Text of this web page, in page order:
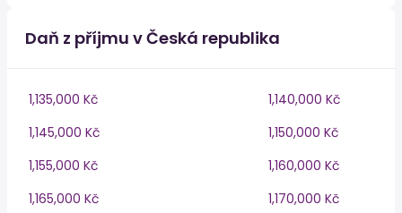
Daň z příjmu v Česká republika
1,135,000 Kč
1,140,000 Kč
1,145,000 Kč
1,150,000 Kč
1,155,000 Kč
1,160,000 Kč
1,165,000 Kč
1,170,000 Kč